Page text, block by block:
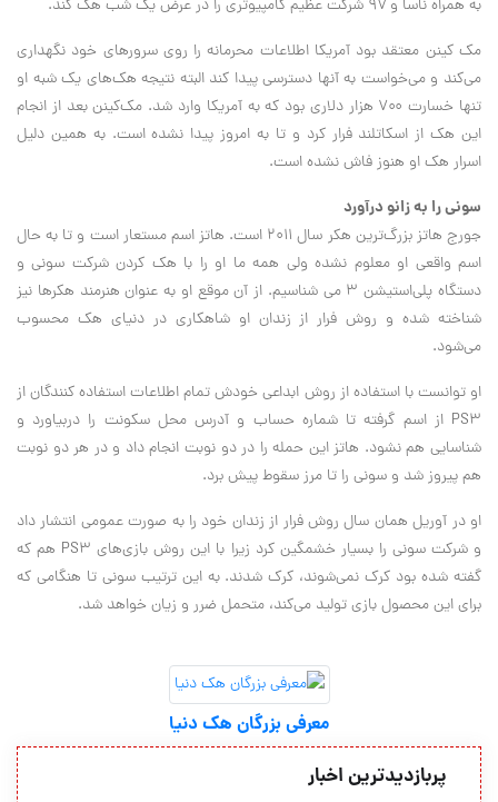
به همراه ناسا و ۹۷ شرکت عظیم کامپیوتری را در عرض یک شب هک کند.
مک کینن معتقد بود آمریکا اطلاعات محرمانه را روی سرورهای خود نگهداری
می‌کند و می‌خواست به آنها دسترسی پیدا کند البته نتیجه هک‌های یک شبه او
تنها خسارت ۷۰۰ هزار دلاری بود که به آمریکا وارد شد. مک‌کینن بعد از انجام
این هک از اسکاتلند فرار کرد و تا به امروز پیدا نشده است. به همین دلیل
اسرار هک او هنوز فاش نشده است.
سونی را به زانو درآورد
جورج هاتز بزرگ‌ترین هکر سال ۲۰۱۱ است. هاتز اسم مستعار است و تا به حال
اسم واقعی او معلوم نشده ولی همه ما او را با هک کردن شرکت سونی و
دستگاه پلی‌استیشن ۳ می شناسیم. از آن موقع او به عنوان هنرمند هکرها نیز
شناخته شده و روش فرار از زندان او شاهکاری در دنیای هک محسوب
می‌شود.
او توانست با استفاده از روش ابداعی خودش تمام اطلاعات استفاده کنندگان از
PS۳ از اسم گرفته تا شماره حساب و آدرس محل سکونت را دربیاورد و
شناسایی هم نشود. هاتز این حمله را در دو نوبت انجام داد و در هر دو نوبت
هم پیروز شد و سونی را تا مرز سقوط پیش برد.
او در آوریل همان سال روش فرار از زندان خود را به صورت عمومی انتشار داد
و شرکت سونی را بسیار خشمگين کرد زیرا با این روش بازی‌های PS۳ هم که
گفته شده بود کرک نمی‌شوند، کرک شدند. به این ترتیب سونی تا هنگامی که
برای این محصول بازی تولید می‌کند، متحمل ضرر و زیان خواهد شد.
معرفی بزرگان هک دنیا
پربازدیدترین اخبار